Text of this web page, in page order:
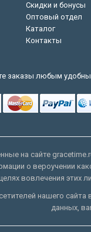
Скидки и бонусы
Оптовый отдел
Каталог
Контакты
заказы любым
на сайте
о вероучении
вовлечения этих
нашего сайта
данных,